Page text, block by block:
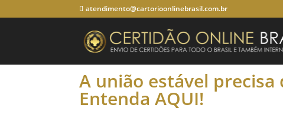
atendimento@cartorioonlinebrasil.com.br
A união estável
Entenda AQUI!